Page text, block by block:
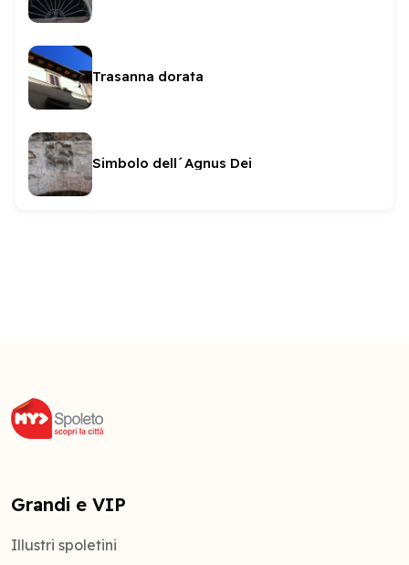
Trasanna dorata
Simbolo dell´Agnus Dei
Grandi e VIP
Illustri spoletini